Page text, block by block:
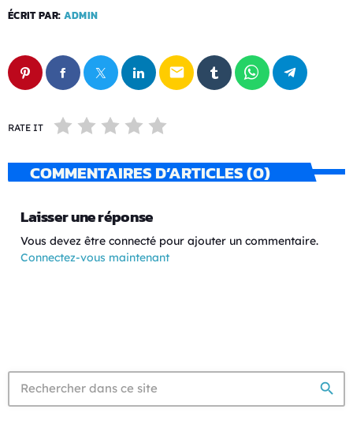
ÉCRIT PAR: ADMIN
email
RATE IT
COMMENTAIRES D’ARTICLES (0)
Laisser une réponse
Vous devez être connecté pour ajouter un commentaire.
Connectez-vous maintenant
search